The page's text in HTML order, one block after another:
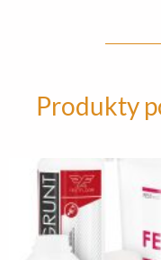
Produkty
produkt